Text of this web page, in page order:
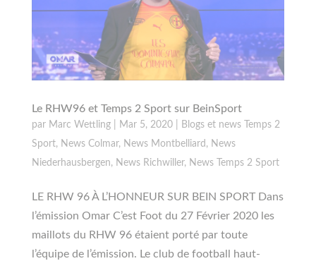
Le RHW96 et Temps 2 Sport sur BeinSport
par Marc Wettling| Mar 5, 2020|
Blogs et news Temps 2
Sport, News Colmar, News Montbelliard , News
Niederhausbergen, News Richwiller, News Temps 2 Sport
LE RHW 96 À L’HONNEUR SUR BEIN SPORT Dans
l’émission Omar C’est Foot du 27 Février 2020 les
maillots du RHW 96 étaient porté par toute
l’équipe de l’émission. Le club de football haut-